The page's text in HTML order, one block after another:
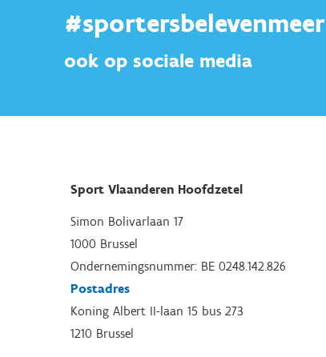
#sportersbelevenmeer
ook op sociale media
Sport Vlaanderen Hoofdzetel
Simon Bolivarlaan 17
1000 Brussel
Ondernemingsnummer: BE 0248.142.826
Postadres
Koning Albert II-laan 15 bus 273
1210 Brussel